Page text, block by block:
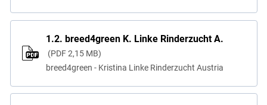
1.2. breed4green K. Linke Rinderzucht A.
PDF 2,15 MB
breed4green - Kristina Linke Rinderzucht Austria